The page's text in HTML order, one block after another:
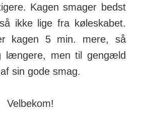
Kagen smager bedst
ikke lige fra køle­skabet.
kagen 5 min. mere, så
læn­gere, men til gen­gæld
sin gode smag.
Velbekom!